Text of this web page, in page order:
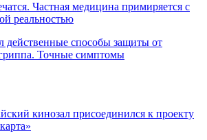
Частная медицина примиряется с
реальностью
действенные способы защиты от
Точные симптомы
кинозал присоединился к проекту